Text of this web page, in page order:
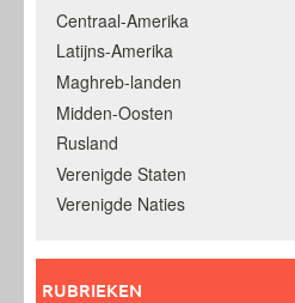
Centraal-Amerika
Latijns-Amerika
Maghreb-landen
Midden-Oosten
Rusland
Verenigde Staten
Verenigde Naties
RUBRIEKEN